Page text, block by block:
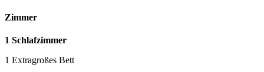
Zimmer
1 Schlafzimmer
1 Extragroßes Bett